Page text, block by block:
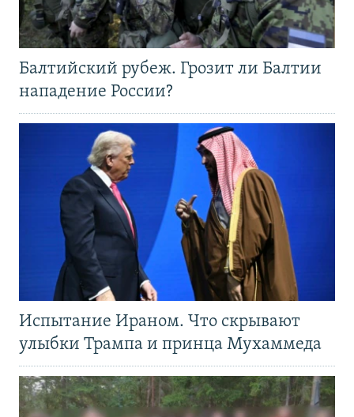
Балтийский рубеж. Грозит ли Балтии
нападение России?
Испытание Ираном. Что скрывают
улыбки Трампа и принца Мухаммеда